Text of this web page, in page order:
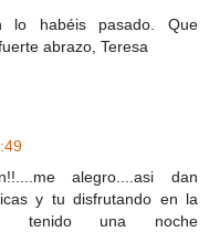
habéis pasado. Que
abrazo, Teresa
alegro....asi dan
y tu disfrutando en la
tenido una noche